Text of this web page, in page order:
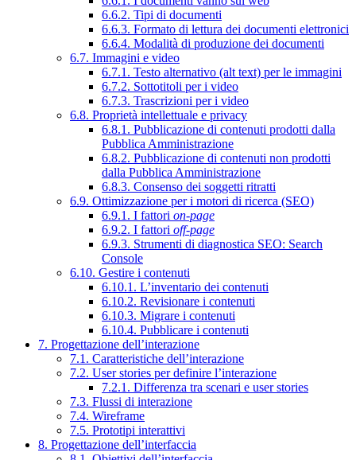
6.6.2. Tipi di documenti
6.6.3. Formato di lettura dei documenti elettronici
6.6.4. Modalità di produzione dei documenti
6.7. Immagini e video
6.7.1. Testo alternativo (alt text) per le immagini
6.7.2. Sottotitoli per i video
6.7.3. Trascrizioni per i video
6.8. Proprietà intellettuale e privacy
6.8.1. Pubblicazione di contenuti prodotti dalla
Pubblica Amministrazione
6.8.2. Pubblicazione di contenuti non prodotti
dalla Pubblica Amministrazione
6.8.3. Consenso dei soggetti ritratti
6.9. Ottimizzazione per i motori di ricerca (SEO)
6.9.1. I fattori on-page
6.9.2. I fattori off-page
6.9.3. Strumenti di diagnostica SEO: Search
Console
6.10. Gestire i contenuti
6.10.1. L’inventario dei contenuti
6.10.2. Revisionare i contenuti
6.10.3. Migrare i contenuti
6.10.4. Pubblicare i contenuti
7. Progettazione dell’interazione
7.1. Caratteristiche dell’interazione
7.2. User stories per definire l’interazione
7.2.1. Differenza tra scenari e user stories
7.3. Flussi di interazione
7.4. Wireframe
7.5. Prototipi interattivi
8. Progettazione dell’interfaccia